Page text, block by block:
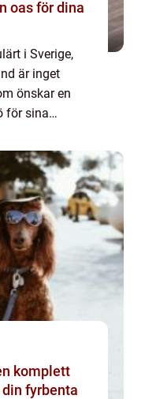
oas för dina
i Sverige,
är inget
önskar en
för sina
komplett
fyrbenta